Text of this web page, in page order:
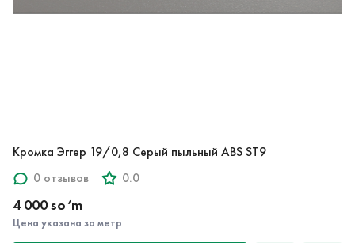
Кромка Эггер 19/0,8 Серый пыльный ABS ST9
0 отзывов
0.0
4 000 so‘m
Цена указана за метр